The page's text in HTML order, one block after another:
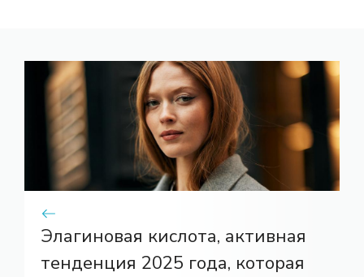
Элагиновая кислота, активная
тенденция 2025 года, которая